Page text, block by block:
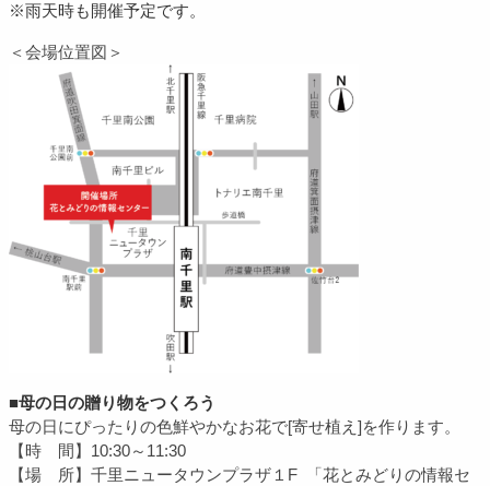
※雨天時も開催予定です。
＜会場位置図＞
■母の日の贈り物をつくろう
母の日にぴったりの色鮮やかなお花で[寄せ植え]を作ります。
【時 間】10:30～11:30
【場 所】千里ニュータウンプラザ１F 「花とみどりの情報セ